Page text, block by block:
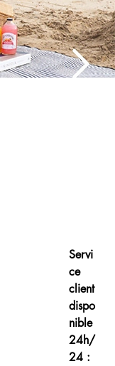
Servi
ce
client
dispo
nible
24h/
24 :